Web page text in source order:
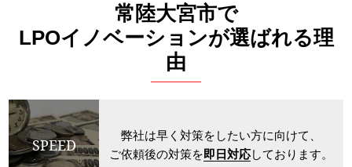
常陸大宮市で
LPOイノベーションが選ばれる理
由
SPEED
弊社は早く対策をしたい方に向けて、
ご依頼後の対策を即日対応しております。